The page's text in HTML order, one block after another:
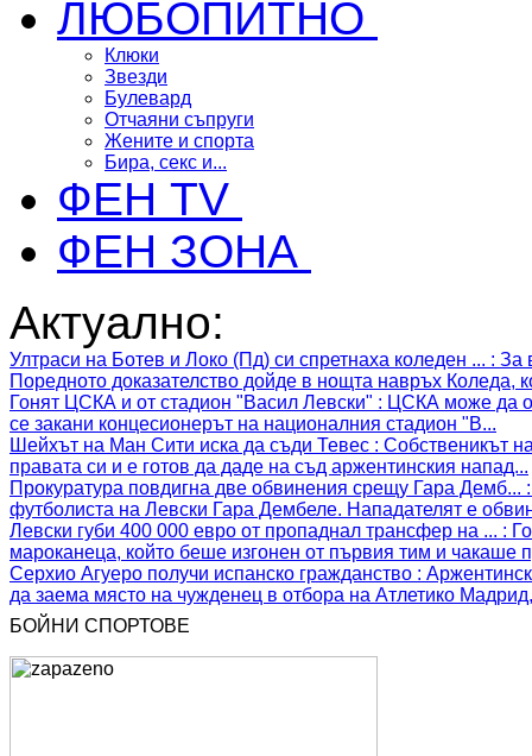
ЛЮБОПИТНО
Клюки
Звезди
Булевард
Отчаяни съпруги
Жените и спорта
Бира, секс и...
ФЕН TV
ФЕН ЗОНА
Актуално:
Ултраси на Ботев и Локо (Пд) си спретнаха коледен ... : За
Поредното доказателство дойде в нощта навръх Коледа,
Гонят ЦСКА и от стадион "Васил Левски" : ЦСКА може да
се закани концесионерът на националния стадион "В...
Шейхът на Ман Сити иска да съди Тевес : Собственикът
правата си и е готов да даде на съд аржентинския напад...
Прокуратура повдигна две обвинения срещу Гара Демб...
футболиста на Левски Гара Дембеле. Нападателят е
Левски губи 400 000 евро от пропаднал трансфер на ... :
мароканеца, който беше изгонен от първия тим и чакаше
Серхио Агуеро получи испанско гражданство :
да заема място на чужденец в отбора на Атлетико
БОЙНИ СПОРТОВЕ